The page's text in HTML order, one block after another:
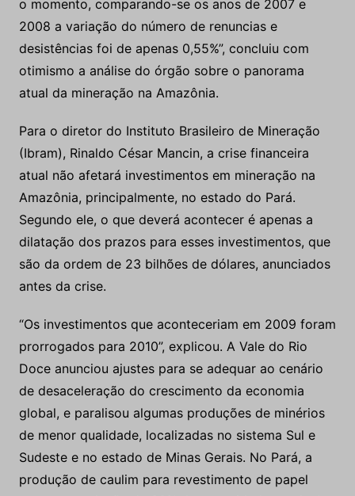
atual da mineração na Amazônia.
Para o diretor do Instituto Brasileiro de Mineração
(Ibram), Rinaldo César Mancin, a crise financeira
atual não afetará investimentos em mineração na
Segundo ele, o que deverá acontecer é apenas a
dilatação dos prazos para esses investimentos, que
são da ordem de 23 bilhões de dólares, anunciados
antes da crise.
“Os investimentos que aconteceriam em 2009 foram
prorrogados para 2010”, explicou. A Vale do Rio
Doce anunciou ajustes para se adequar ao cenário
global, e paralisou algumas produções de minérios
de menor qualidade, localizadas no sistema Sul e
Sudeste e no estado de Minas Gerais. No Pará, a
produção de caulim para revestimento de papel
teve uma redução de 30% da capacidade nominal
de fabricação, devido à diminuição da demanda
pelo produto.